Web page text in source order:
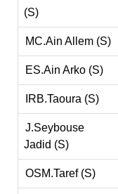
(S)
MC.Ain Allem (S)
ES.Ain Arko (S)
IRB.Taoura (S)
J.Seybouse
Jadid (S)
OSM.Taref (S)